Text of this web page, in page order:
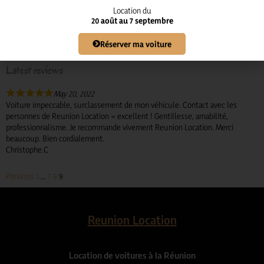
Latest reviews
May 20, 2022
Voiture impeccable, surclassement de mon véhicule. Contact avec les
personnes de Reunion Location = excellent ! Gentillesse, amabilité,
professionnalisme. Je recommande vivement Reunion Location. Merci
beaucoup. Bien cordialement.
Christophe.C
Previous 7 8 9
Reunion Location
Location de voitures à la Réunion
Location du
20 août au 7 septembre
Réserver ma voiture